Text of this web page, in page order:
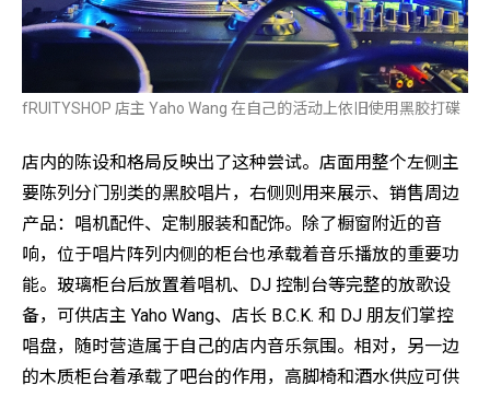
fRUITYSHOP 店主 Yaho Wang 在自己的活动上依旧使用黑胶打碟
店内的陈设和格局反映出了这种尝试。店面用整个左侧主
要陈列分门别类的黑胶唱片，右侧则用来展示、销售周边
产品：唱机配件、定制服装和配饰。除了橱窗附近的音
响，位于唱片阵列内侧的柜台也承载着音乐播放的重要功
能。玻璃柜台后放置着唱机、DJ 控制台等完整的放歌设
备，可供店主 Yaho Wang、店长 B.C.K. 和 DJ 朋友们掌控
唱盘，随时营造属于自己的店内音乐氛围。相对，另一边
的木质柜台着承载了吧台的作用，高脚椅和酒水供应可供